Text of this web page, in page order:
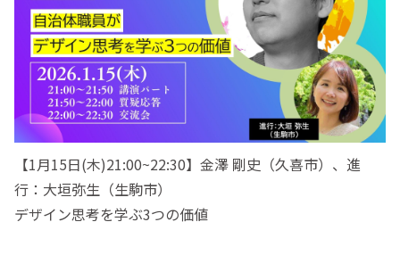
【1月15日(木)21:00~22:30】金澤 剛史（久喜市）、進
行：大垣弥生（生駒市）
デザイン思考を学ぶ3つの価値